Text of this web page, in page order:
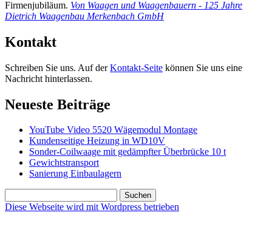
Firmenjubiläum. Von Waagen und Waagenbauern - 125 Jahre
Dietrich Waagenbau Merkenbach GmbH
Kontakt
Schreiben Sie uns. Auf derKontakt-Seite können Sie uns eine
Nachricht hinterlassen.
Neueste Beiträge
YouTube Video 5520 Wägemodul Montage
Kundenseitige Heizung in WD10V
Sonder-Coilwaage mit gedämpfter Überbrücke 10 t
Gewichtstransport
Sanierung Einbaulagern
nach:
Diese Webseite wird mit Wordpress betrieben